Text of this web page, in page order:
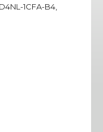
1CFA-B4,